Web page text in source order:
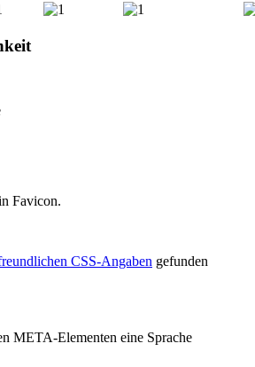
Favicon.
CSS-Angaben gefunden
META-Elementen eine Sprache